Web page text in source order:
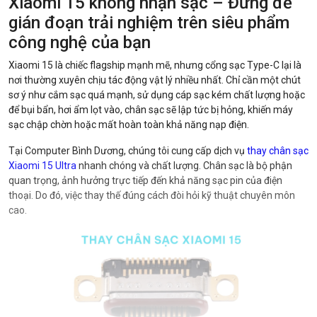
gián đoạn trải nghiệm trên siêu phẩm
công nghệ của bạn
Xiaomi 15 là chiếc flagship mạnh mẽ, nhưng cổng sạc Type-C lại là
nơi thường xuyên chịu tác động vật lý nhiều nhất. Chỉ cần một chút
sơ ý như cắm sạc quá mạnh, sử dụng cáp sạc kém chất lượng hoặc
để bụi bẩn, hơi ẩm lọt vào, chân sạc sẽ lập tức bị hỏng, khiến máy
sạc chập chờn hoặc mất hoàn toàn khả năng nạp điện.
Tại Computer Bình Dương, chúng tôi cung cấp dịch vụ thay chân sạc
Xiaomi 15 Ultranhanh chóng và chất lượng. Chân sạc là bộ phận
quan trọng, ảnh hưởng trực tiếp đến khả năng sạc pin của điện
thoại. Do đó, việc thay thế đúng cách đòi hỏi kỹ thuật chuyên môn
cao.